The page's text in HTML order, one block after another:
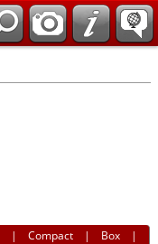
|Compact | Box |